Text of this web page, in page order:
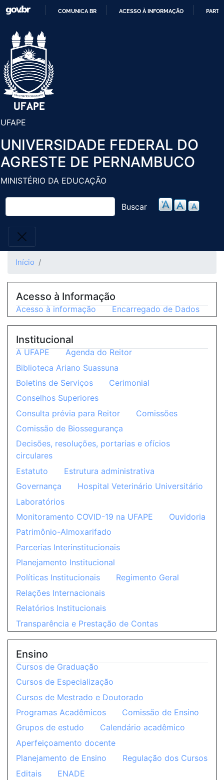
Pular
COMUNICA BR ACESSO À INFORMAÇÃO
UFAPE
UNIVERSIDADE FEDERAL DO
AGRESTE DE PERNAMBUCO
MINISTÉRIO DA EDUCAÇÃO
Buscar
Início
Acesso à Informação
Acesso à informação Encarregado de Dados
Institucional
A UFAPE
Agenda do Reitor
Biblioteca Ariano Suassuna
Boletins de Serviços
Cerimonial
Conselhos Superiores
Consulta prévia para Reitor
Comissões
Comissão de Biossegurança
Decisões, resoluções, portarias e ofícios
circulares
Estatuto
Estrutura administrativa
Governança
Hospital Veterinário Universitário
Laboratórios
Monitoramento COVID-19 na UFAPE
Ouvidoria
Patrimônio-Almoxarifado
Parcerias Interinstitucionais
Planejamento Institucional
Políticas Institucionais
Regimento Geral
Relações Internacionais
Relatórios Institucionais
Transparência e Prestação de Contas
Ensino
Cursos de Graduação
Cursos de Especialização
Cursos de Mestrado e Doutorado
Programas Acadêmicos
Comissão de Ensino
Grupos de estudo
Calendário acadêmico
Aperfeiçoamento docente
Planejamento de Ensino
Regulação dos Cursos
Editais
ENADE